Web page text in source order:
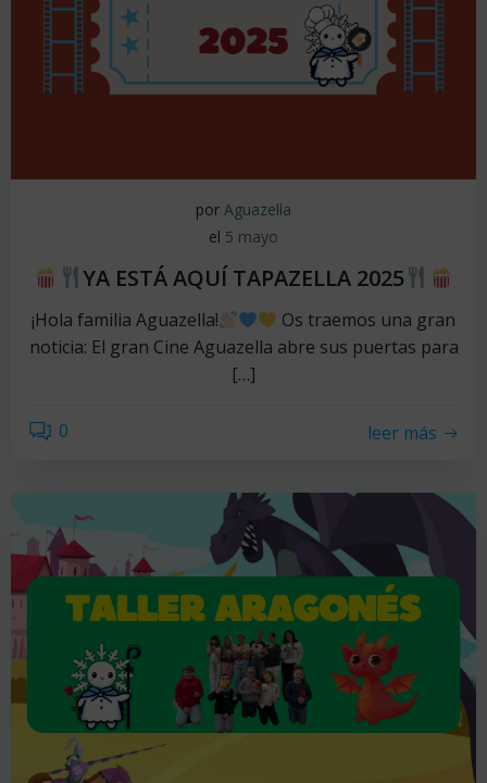
por Aguazella
el 5 mayo
YA ESTÁ AQUÍ TAPAZELLA 2025
¡Hola familia Aguazella!
Os traemos una gran
noticia: El gran Cine Aguazella abre sus puertas para
[…]
0 leer más